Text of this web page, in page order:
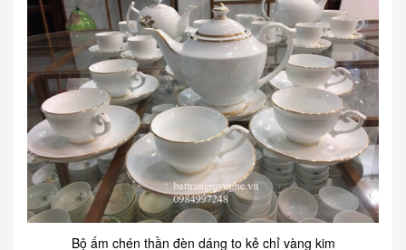
Bộ ấm chén thần đèn dáng to kẻ chỉ vàng kim